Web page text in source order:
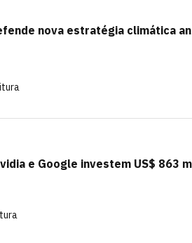
nova estratégia climática
e Google investem US$ 863